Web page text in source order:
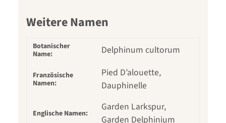
Weitere Namen
Botanischer
Name:
Delphinum cultorum
Französische
Namen:
Pied D’alouette,
Dauphinelle
Englische Namen:
Garden Larkspur,
Garden Delphinium